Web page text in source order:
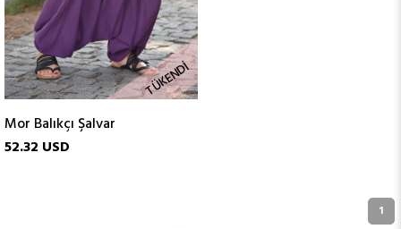
TÜKENDI
Mor Balıkçı Şalvar
52.32 USD
1